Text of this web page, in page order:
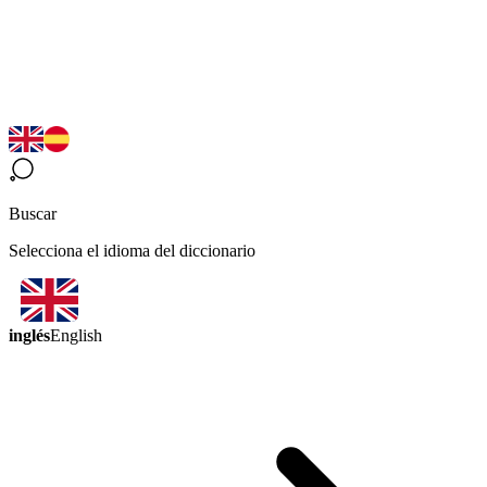
Buscar
Selecciona el idioma del diccionario
inglésEnglish